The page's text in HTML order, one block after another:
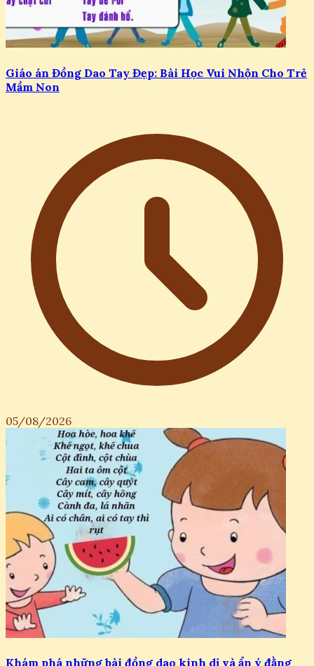
Giáo án Đồng Dao Tay Đẹp: Bài Học Vui Nhộn Cho Trẻ
Mầm Non
05/08/2026
Khám phá những bài đồng dao kinh dị và ẩn ý đằng